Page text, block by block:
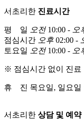
서초리한 진료시간
평 일 오전10:00 - 오
점심시간 오후02:00 -
토요일 오전10:00 - 오
※ 점심시간 없이 진료
휴 진 목요일, 일요일
서초리한 상담 및 예약